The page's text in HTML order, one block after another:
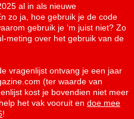
al in als nieuwe
zo ja, hoe gebruik je de code
gebruik je ‘m juist niet? Zo
meting over het gebruik van de
vragenlijst ontvang je een jaar
(ter waarde van
kost je bovendien niet meer
het vak vooruit en doe mee
!